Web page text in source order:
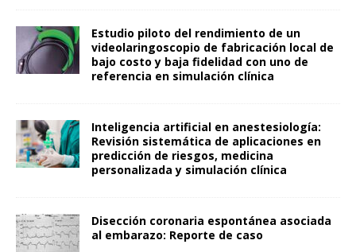
Estudio piloto del rendimiento de un
videolaringoscopio de fabricación local de
bajo costo y baja fidelidad con uno de
referencia en simulación clínica
Inteligencia artificial en anestesiología:
Revisión sistemática de aplicaciones en
predicción de riesgos, medicina
personalizada y simulación clínica
Disección coronaria espontánea asociada
al embarazo: Reporte de caso